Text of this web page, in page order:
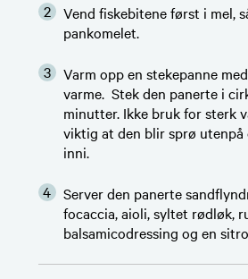
Vend fiskebitene først i mel,
pankomelet.
Varm opp en stekepanne
varme. Stek den panerte i
minutter. Ikke bruk for sterk
viktig at den blir sprø
inni.
Server den panerte
focaccia, aioli, syltet rødløk,
balsamicodressing og en